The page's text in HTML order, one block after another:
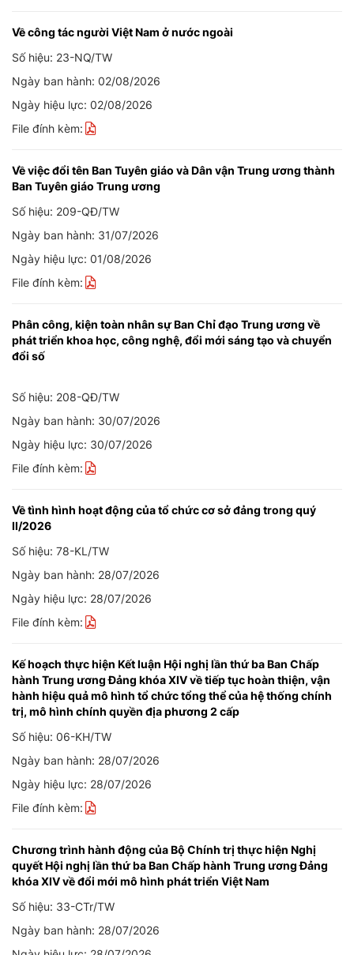
Về công tác người Việt Nam ở nước ngoài
Số hiệu: 23-NQ/TW
Ngày ban hành: 02/08/2026
Ngày hiệu lực: 02/08/2026
File đính kèm:
Về việc đổi tên Ban Tuyên giáo và Dân vận Trung ương thành
Ban Tuyên giáo Trung ương
Số hiệu: 209-QĐ/TW
Ngày ban hành: 31/07/2026
Ngày hiệu lực: 01/08/2026
File đính kèm:
Phân công, kiện toàn nhân sự Ban Chỉ đạo Trung ương về
phát triển khoa học, công nghệ, đổi mới sáng tạo và chuyển
đổi số
Số hiệu: 208-QĐ/TW
Ngày ban hành: 30/07/2026
Ngày hiệu lực: 30/07/2026
File đính kèm:
Về tình hình hoạt động của tổ chức cơ sở đảng trong quý
II/2026
Số hiệu: 78-KL/TW
Ngày ban hành: 28/07/2026
Ngày hiệu lực: 28/07/2026
File đính kèm:
Kế hoạch thực hiện Kết luận Hội nghị lần thứ ba Ban Chấp
hành Trung ương Đảng khóa XIV về tiếp tục hoàn thiện, vận
hành hiệu quả mô hình tổ chức tổng thể của hệ thống chính
trị, mô hình chính quyền địa phương 2 cấp
Số hiệu: 06-KH/TW
Ngày ban hành: 28/07/2026
Ngày hiệu lực: 28/07/2026
File đính kèm:
Chương trình hành động của Bộ Chính trị thực hiện Nghị
quyết Hội nghị lần thứ ba Ban Chấp hành Trung ương Đảng
khóa XIV về đổi mới mô hình phát triển Việt Nam
Số hiệu: 33-CTr/TW
Ngày ban hành: 28/07/2026